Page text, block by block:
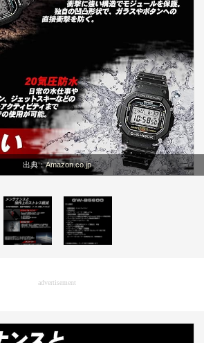
出典：Amazon.co.jp
advertisement